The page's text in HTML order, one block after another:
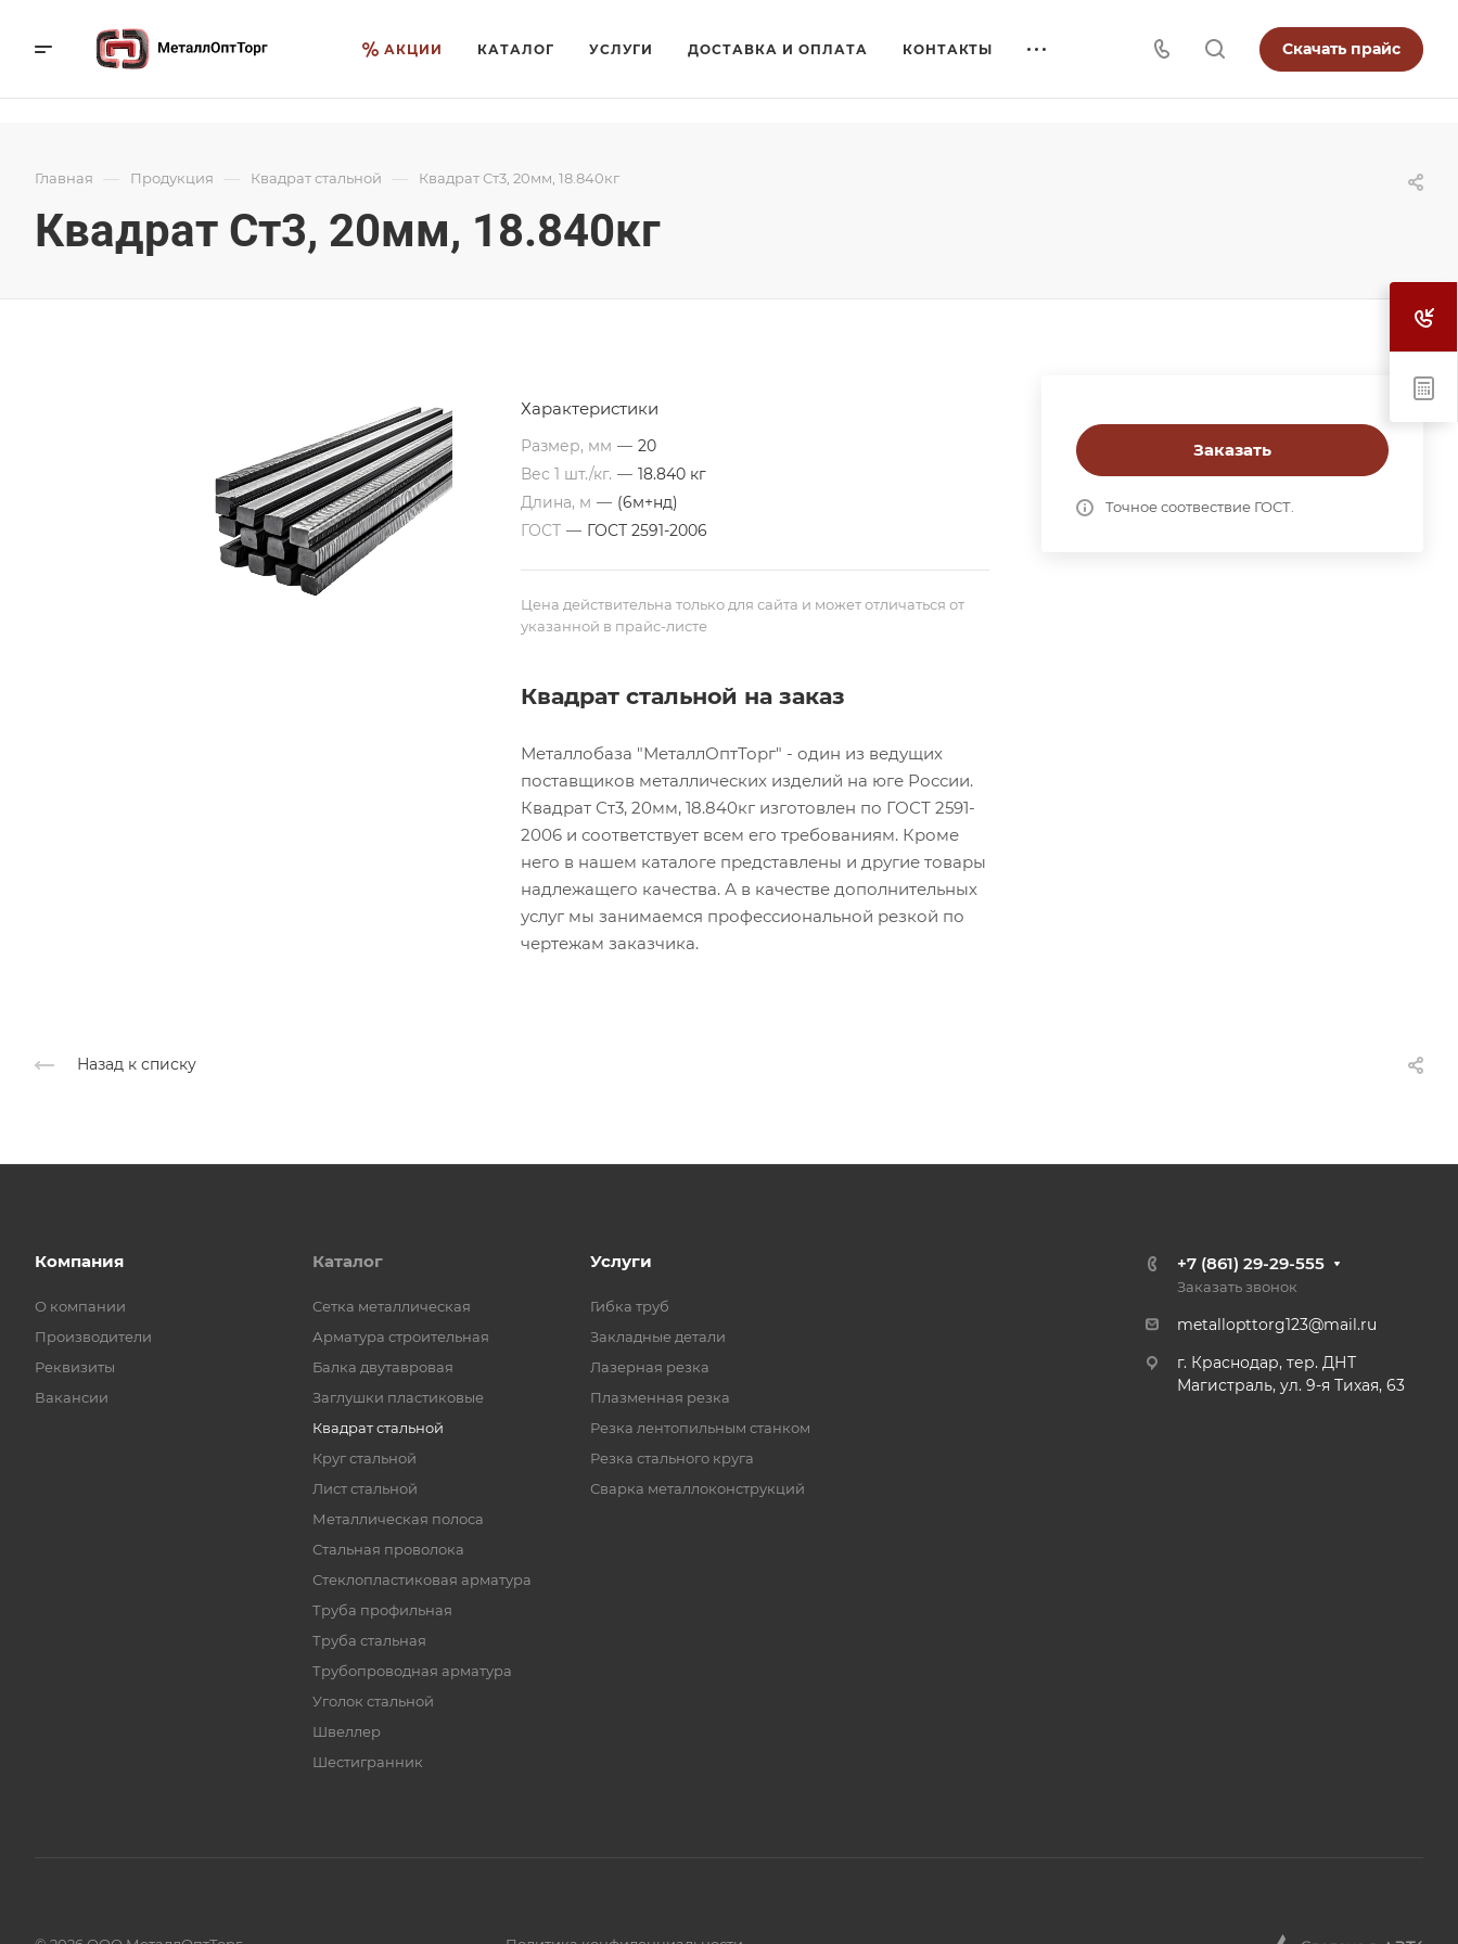
АКЦИИ КАТАЛОГ УСЛУГИ ДОСТАВКА И ОПЛАТА КОНТАКТЫ Скачать прайс
Главная — Продукция — Квадрат стальной — Квадрат Ст3, 20мм, 18.840кг
Квадрат Ст3, 20мм, 18.840кг
Заказать
Точное соотвествие ГОСТ.
Характеристики
Размер, мм — 20
Вес 1 шт./кг. — 18.840 кг
Длина, м — (6м+нд)
ГОСТ — ГОСТ 2591-2006
Цена действительна только для сайта и может отличаться от
указанной в прайс-листе
Квадрат стальной на заказ
Металлобаза "МеталлОптТорг" - один из ведущих
поставщиков металлических изделий на юге России.
Квадрат Ст3, 20мм, 18.840кг изготовлен по ГОСТ 2591-
2006 и соответствует всем его требованиям. Кроме
него в нашем каталоге представлены и другие товары
надлежащего качества. А в качестве дополнительных
услуг мы занимаемся профессиональной резкой по
чертежам заказчика.
Назад к списку
Компания
О компании
Производители
Реквизиты
Вакансии
Каталог
Cетка металлическая
Арматура строительная
Балка двутавровая
Заглушки пластиковые
Квадрат стальной
Круг стальной
Лист стальной
Металлическая полоса
Стальная проволока
Стеклопластиковая арматура
Труба профильная
Труба стальная
Трубопроводная арматура
Уголок стальной
Швеллер
Шестигранник
Услуги
Гибка труб
Закладные детали
Лазерная резка
Плазменная резка
Резка лентопильным станком
Резка стального круга
Сварка металлоконструкций
+7 (861) 29-29-555
Заказать звонок
metallopttorg123@mail.ru
г. Краснодар, тер. ДНТ
Магистраль, ул. 9-я Тихая, 63